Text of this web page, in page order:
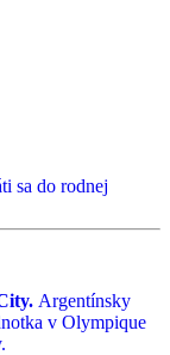
sa do rodnej
Argentínsky
v Olympique